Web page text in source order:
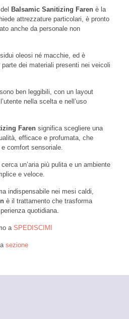
Balsamic Sanitizing Farenè la
attrezzature particolari, è pronto
anche da personale non
oleosi né macchie, ed è
dei materiali presenti nei veicoli
ben leggibili, con un layout
nella scelta e nell’uso
Farensignifica scegliere una
efficace e profumata, che
comfort sensoriale.
un’aria più pulita e un ambiente
e veloce.
indispensabile nei mesi caldi,
è il trattamento che trasforma
quotidiana.
a SPEDISCIMI
sezione